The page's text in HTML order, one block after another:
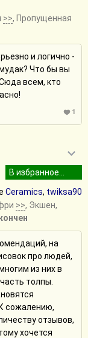
>>, Пропущенная
и логично -
Что бы вы
всем, кто
1
Ceramics, twiksa90
>>, Экшен,
на
про людей,
из них в
толпы.
сожалению,
отзывов,
хочется